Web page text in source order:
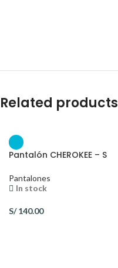
Related products
Pantalón CHEROKEE – S
Pantalones
In stock
S/140.00